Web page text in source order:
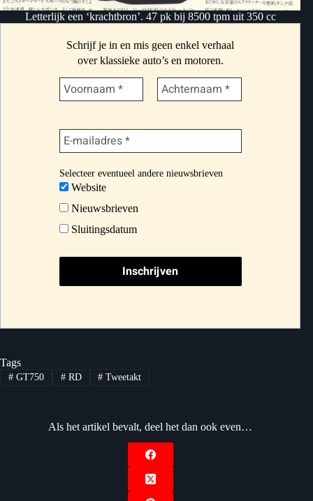
Letterlijk een ‘krachtbron’. 47 pk bij 8500 tpm uit 350 cc
Schrijf je in en mis geen enkel verhaal
over klassieke auto’s en motoren.
Selecteer eventueel andere nieuwsbrieven
Website
Nieuwsbrieven
Sluitingsdatum
Tags
#GT750 #RD # Tweetakt
Als het artikel bevalt, deel het dan ook even…